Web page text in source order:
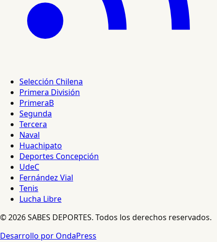
Selección Chilena
Primera División
PrimeraB
Segunda
Tercera
Naval
Huachipato
Deportes Concepción
UdeC
Fernández Vial
Tenis
Lucha Libre
© 2026 SABES DEPORTES. Todos los derechos reservados.
Desarrollo por OndaPress